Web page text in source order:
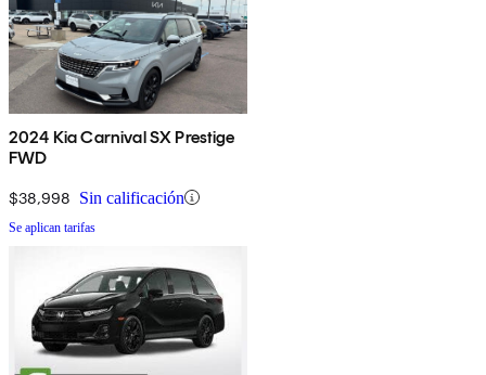
2024 Kia Carnival SX Prestige
FWD
$38,998 Sin calificación
Se aplican tarifas